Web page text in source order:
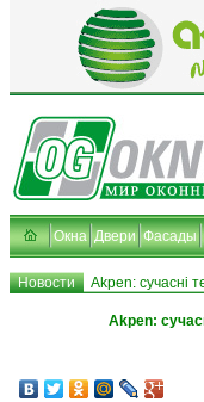
Окна Двери Фасады
Новости Akpen: сучасні
Akpen: